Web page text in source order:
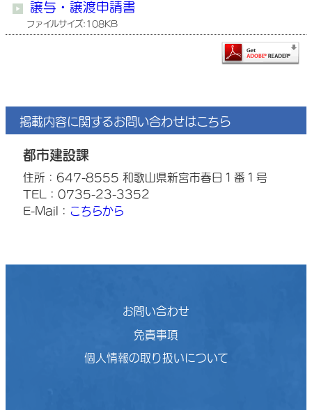
譲与・譲渡申請書
ファイルサイズ:108KB
掲載内容に関するお問い合わせはこちら
都市建設課
住所：647-8555 和歌山県新宮市春日１番１号
TEL：0735-23-3352
E-Mail： こちらから
お問い合わせ
免責事項
個人情報の取り扱いについて